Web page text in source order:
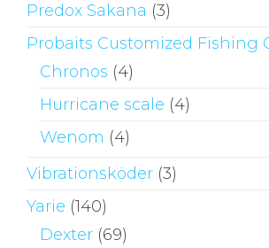
Predox Sakana (3)
Probaits Customized Fishing
Chronos (4)
Hurricane scale (4)
Wenom (4)
Vibrationsköder (3)
Yarie (140)
Dexter (69)